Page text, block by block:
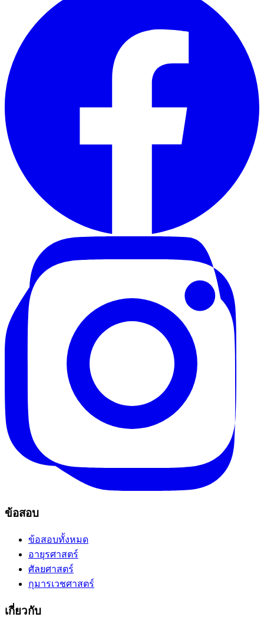
ข้อสอบ
ข้อสอบทั้งหมด
อายุรศาสตร์
ศัลยศาสตร์
กุมารเวชศาสตร์
เกี่ยวกับ